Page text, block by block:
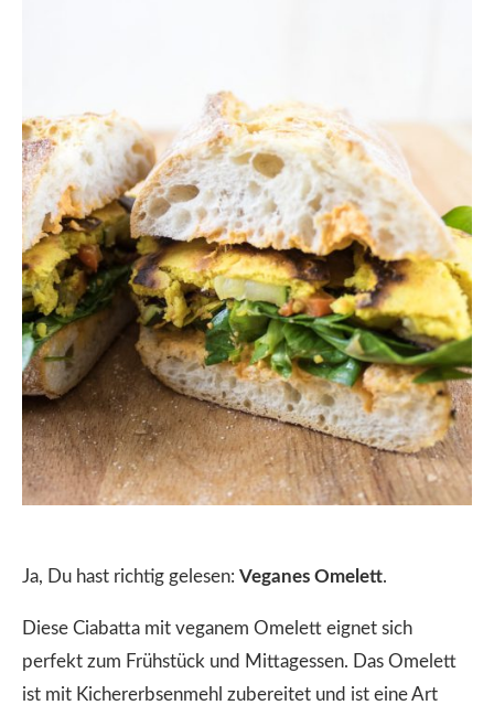
Ja, Du hast richtig gelesen: Veganes Omelett.
Diese Ciabatta mit veganem Omelett eignet sich
perfekt zum Frühstück und Mittagessen. Das Omelett
ist mit Kichererbsenmehl zubereitet und ist eine Art